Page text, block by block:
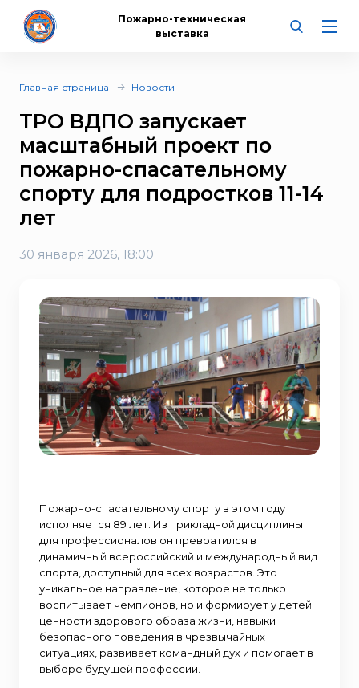
Пожарно-техническая
выставка
Главная страница Новости
ТРО ВДПО запускает
масштабный проект по
пожарно-спасательному
спорту для подростков 11-14
лет
30 января 2026, 18:00
Пожарно-спасательному спорту в этом году
исполняется 89 лет. Из прикладной дисциплины
для профессионалов он превратился в
динамичный всероссийский и международный вид
спорта, доступный для всех возрастов. Это
уникальное направление, которое не только
воспитывает чемпионов, но и формирует у детей
ценности здорового образа жизни, навыки
безопасного поведения в чрезвычайных
ситуациях, развивает командный дух и помогает в
выборе будущей профессии.